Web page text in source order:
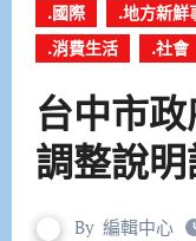
.國際 .地方新鮮
.消費生活
.社會
台中市
調整說
By 編輯中心